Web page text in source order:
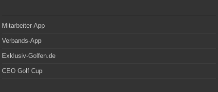
Mitarbeiter-App
Verbands-App
Exklusiv-Golfen.de
CEO Golf Cup